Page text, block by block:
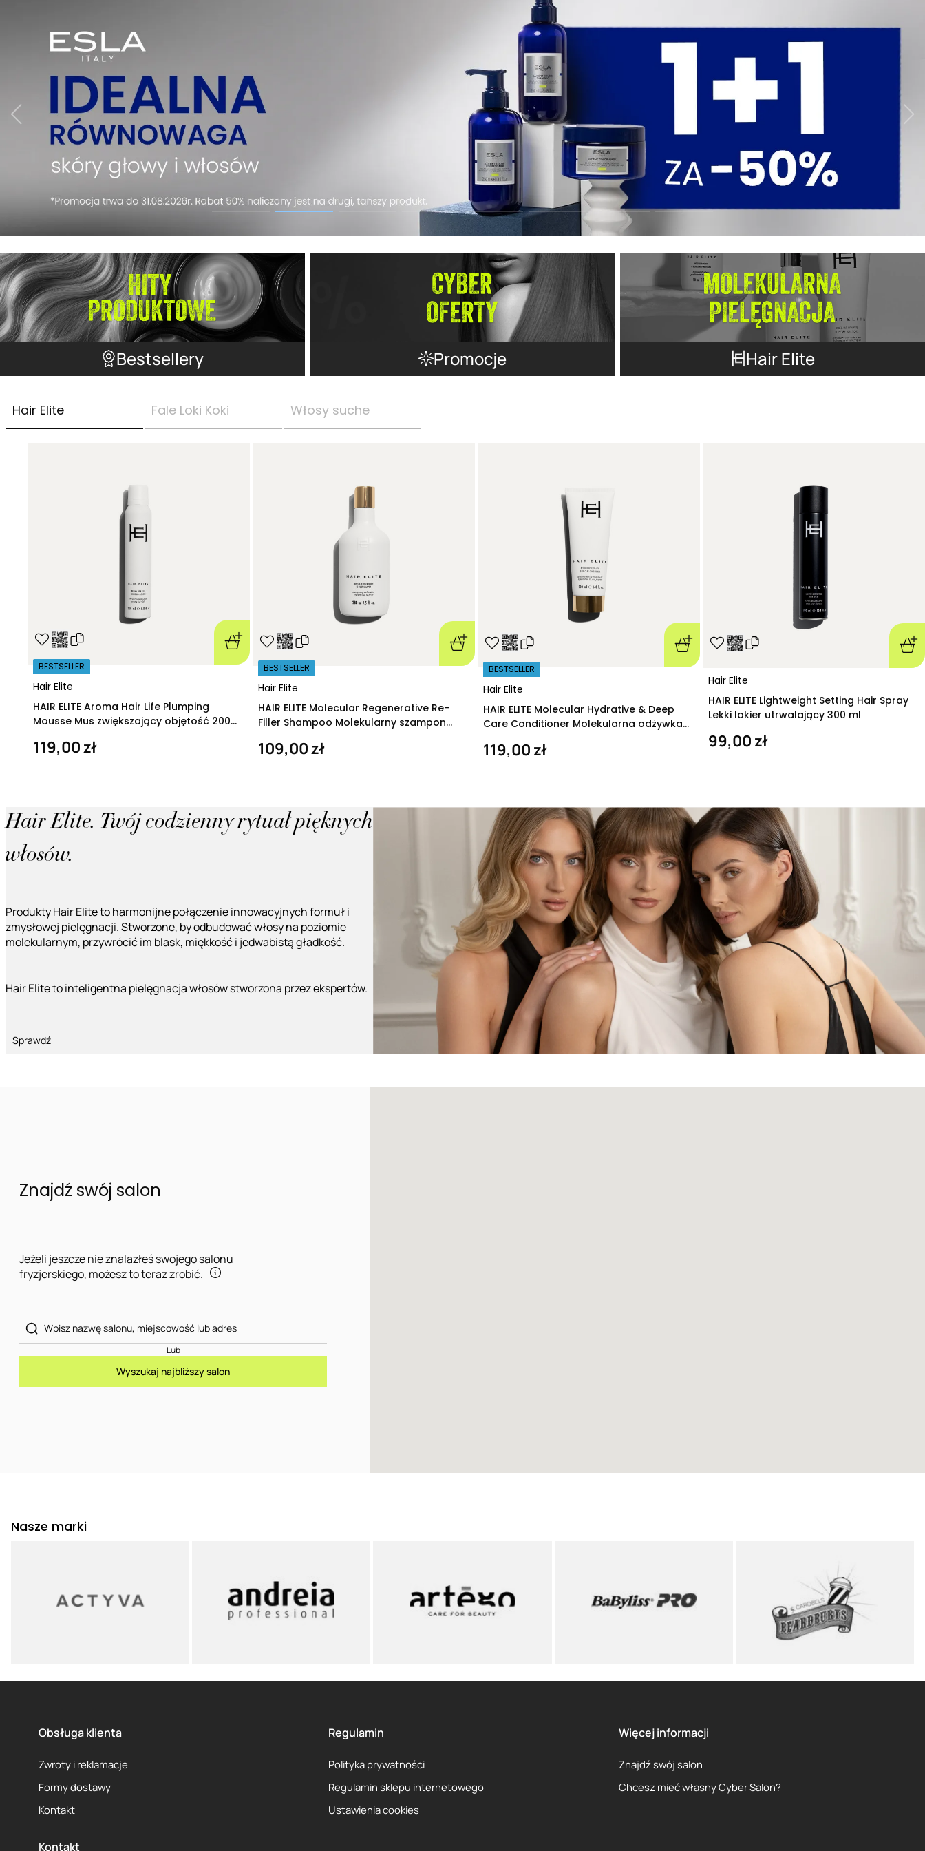
Bestsellery Promocje Hair Elite
Hair Elite Fale Loki Koki Włosy suche
Hair Elite
BESTSELLER
HAIR ELITE Aroma Hair Life Plumping
Mousse Mus zwiększający objętość 200
119,00 zł
Hair Elite
BESTSELLER
HAIR ELITE Molecular Regenerative Re-
Filler Shampoo Molekularny szampon
109,00 zł
Hair Elite
BESTSELLER
HAIR ELITE Molecular Hydrative & Deep
Care Conditioner Molekularna odżywka
119,00 zł
Hair Elite
HAIR ELITE Lightweight Setting Hair Spray
Lekki lakier utrwalający 300 ml
99,00 zł
Hair Elite. Twój codzienny rytuał pięknych
włosów.
Produkty Hair Elite to harmonijne połączenie innowacyjnych formuł i
zmysłowej pielęgnacji. Stworzone, by odbudować włosy na poziomie
molekularnym, przywrócić im blask, miękkość i jedwabistą gładkość.
Hair Elite to inteligentna pielęgnacja włosów stworzona przez ekspertów.
Sprawdź
Znajdź swój salon
Jeżeli jeszcze nie znalazłeś swojego salonu
fryzjerskiego, możesz to teraz zrobić.
Lub
Wyszukaj najbliższy salon
Nasze marki
Obsługa klienta
Zwroty i reklamacje
Formy dostawy
Kontakt
Regulamin
Polityka prywatności
Regulamin sklepu internetowego
Ustawienia cookies
Więcej informacji
Znajdź swój salon
Chcesz mieć własny Cyber Salon?
Kontakt